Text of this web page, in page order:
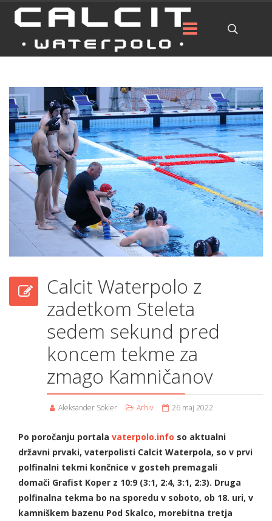
Calcit Waterpolo z
zadetkom Steleta
sedem sekund pred
koncem tekme za
zmago Kamničanov
Aleksander Sokler Arhiv 26 maj 2022
Po poročanju portala vaterpolo.info so aktualni
državni prvaki, vaterpolisti Calcit Waterpola, so v prvi
polfinalni tekmi končnice v gosteh premagali
domači Grafist Koper z 10:9 (3:1, 2:4, 3:1, 2:3). Druga
polfinalna tekma bo na sporedu v soboto, ob 18. uri, v
kamniškem bazenu Pod Skalco, morebitna tretja